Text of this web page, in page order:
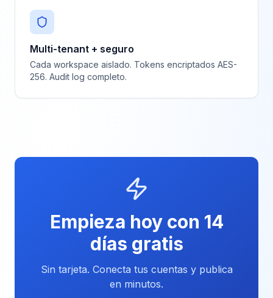
Multi-tenant + seguro
Cada workspace aislado. Tokens encriptados AES-
256. Audit log completo.
Empieza hoy con 14
días gratis
Sin tarjeta. Conecta tus cuentas y publica
en minutos.